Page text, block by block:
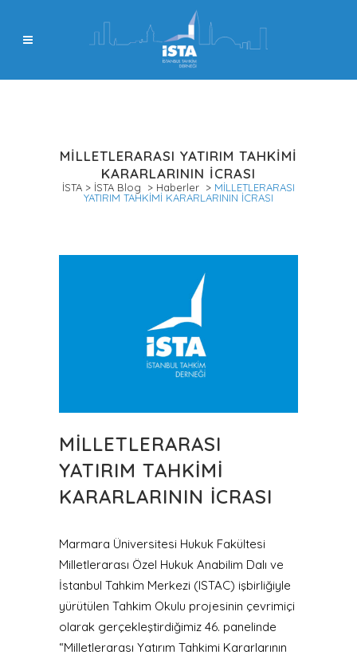
MİLLETLERARASI YATIRIM TAHKİMİ
KARARLARININ İCRASI
İSTA > İSTA Blog > Haberler > MİLLETLERARASI
YATIRIM TAHKİMİ KARARLARININ İCRASI
MİLLETLERARASI
YATIRIM TAHKİMİ
KARARLARININ İCRASI
Marmara Üniversitesi Hukuk Fakültesi
Milletlerarası Özel Hukuk Anabilim Dalı ve
İstanbul Tahkim Merkezi (ISTAC) işbirliğiyle
yürütülen Tahkim Okulu projesinin çevrimiçi
olarak gerçekleştirdiğimiz 46. panelinde
“Milletlerarası Yatırım Tahkimi Kararlarının